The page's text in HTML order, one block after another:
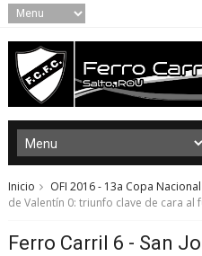
Inicio OFI 2016 - 13a Copa
de Valentín 0: triunfo clave de cara al
Ferro Carril 6 - San